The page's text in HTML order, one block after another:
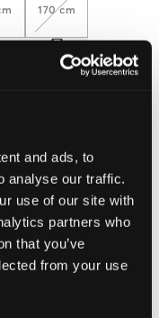
and ads, to
analyse our traffic.
use of our site with
partners who
that you’ve
from your use
170 cm
Duży